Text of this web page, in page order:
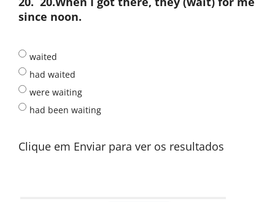
since noon.
waited
had waited
were waiting
had been waiting
Clique em Enviar para ver os resultados